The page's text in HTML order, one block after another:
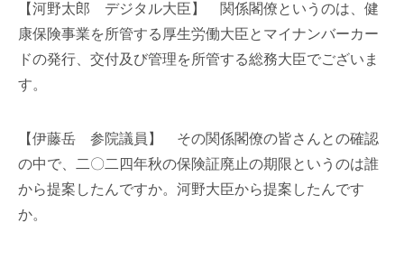
【河野太郎 デジタル大臣】 関係閣僚というのは、健
康保険事業を所管する厚生労働大臣とマイナンバーカー
ドの発行、交付及び管理を所管する総務大臣でございま
す。
【伊藤岳 参院議員】 その関係閣僚の皆さんとの確認
の中で、二〇二四年秋の保険証廃止の期限というのは誰
から提案したんですか。河野大臣から提案したんです
か。